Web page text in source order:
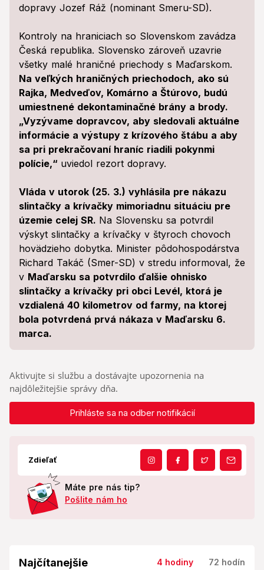
dopravy Jozef Ráž (nominant Smeru-SD).
Kontroly na hraniciach so Slovenskom zavádza
Česká republika. Slovensko zároveň uzavrie
všetky malé hraničné priechody s Maďarskom.
Na veľkých hraničných priechodoch, ako sú
Rajka, Medveďov, Komárno a Štúrovo, budú
umiestnené dekontaminačné brány a brody.
„Vyzývame dopravcov, aby sledovali aktuálne
informácie a výstupy z krízového štábu a aby
sa pri prekračovaní hraníc riadili pokynmi
polície,“ uviedol rezort dopravy.
Vláda v utorok (25. 3.) vyhlásila pre nákazu
slintačky a krívačky mimoriadnu situáciu pre
územie celej SR. Na Slovensku sa potvrdil
výskyt slintačky a krívačky v štyroch chovoch
hovädzieho dobytka. Minister pôdohospodárstva
Richard Takáč (Smer-SD) v stredu informoval, že
v Maďarsku sa potvrdilo ďalšie ohnisko
slintačky a krívačky pri obci Levél, ktorá je
vzdialená 40 kilometrov od farmy, na ktorej
bola potvrdená prvá nákaza v Maďarsku 6.
marca.
Aktivujte si službu a dostávajte upozornenia na
najdôležitejšie správy dňa.
Prihláste sa na odber notifikácií
Zdieľať
Máte pre nás tip?
Pošlite nám ho
Najčítanejšie 4 hodiny 72 hodín